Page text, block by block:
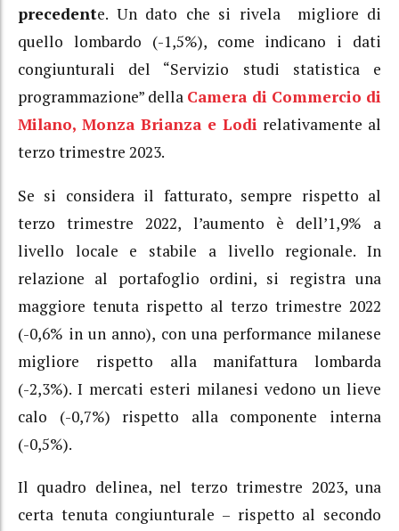
precedente. Un dato che si rivela migliore di
quello lombardo (-1,5%), come indicano i dati
congiunturali del “Servizio studi statistica e
programmazione” della Camera di Commercio di
Milano, Monza Brianza e Lodi relativamente al
terzo trimestre 2023.
Se si considera il fatturato, sempre rispetto al
terzo trimestre 2022, l’aumento è dell’1,9% a
livello locale e stabile a livello regionale. In
relazione al portafoglio ordini, si registra una
maggiore tenuta rispetto al terzo trimestre 2022
(-0,6% in un anno), con una performance milanese
migliore rispetto alla manifattura lombarda
(-2,3%). I mercati esteri milanesi vedono un lieve
calo (-0,7%) rispetto alla componente interna
(-0,5%).
Il quadro delinea, nel terzo trimestre 2023, una
certa tenuta congiunturale – rispetto al secondo